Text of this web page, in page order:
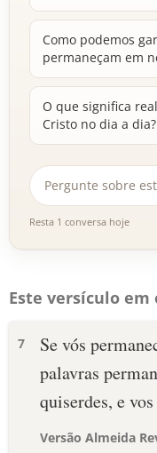
Como podemos
permaneçam em
O que significa
Cristo no dia a dia?
Resta 1 conversa hoje
Este versículo
7
Se vós
palavras
quiserdes, e
Versão Almeida